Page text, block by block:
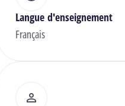
Langue d'enseignement
Français